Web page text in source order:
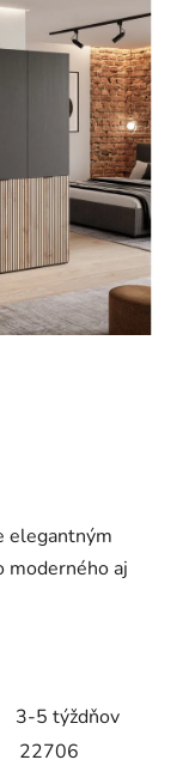
elegantným
moderného aj
3-5 týždňov
22706